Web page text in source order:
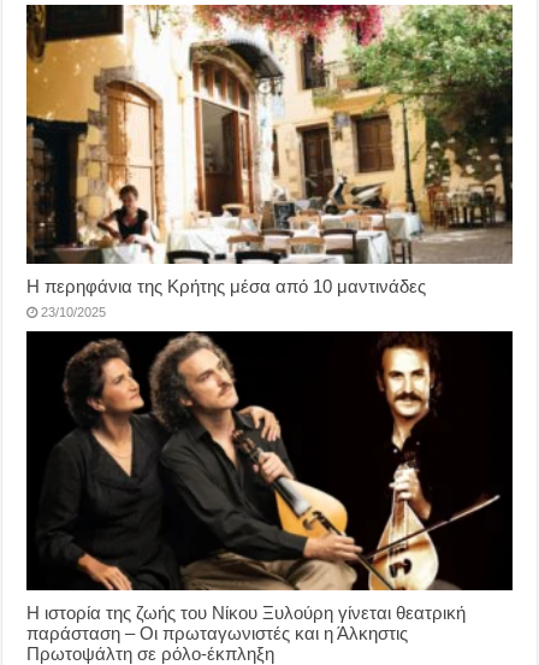
Η περηφάνια της Κρήτης μέσα από 10 μαντινάδες
23/10/2025
Η ιστορία της ζωής του Νίκου Ξυλούρη γίνεται θεατρική
παράσταση – Οι πρωταγωνιστές και η Άλκηστις
Πρωτοψάλτη σε ρόλο-έκπληξη